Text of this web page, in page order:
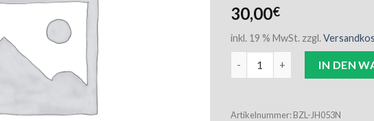
30,00€
inkl. 19 % MwSt. zzgl.
IN DEN
Artikelnummer:BZL-JH053N